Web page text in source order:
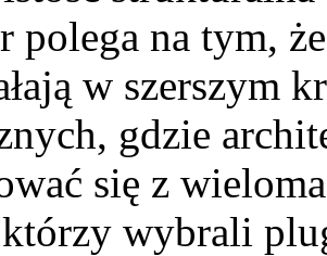
polega na tym,
w szerszym
gdzie
się z
wybrali